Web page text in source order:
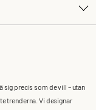
sig precis som de vill – utan
trenderna. Vi designar